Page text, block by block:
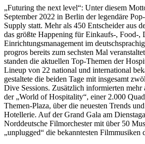
„Futuring the next level“: Unter diesem
September 2022 in Berlin der legendäre
Supply statt. Mehr als 450 Entscheider aus
das größte Happening für Einkaufs-, Food-,
Einrichtungsmanagement im
progros bereits zum sechsten Mal
standen die aktuellen Top-Themen der
Lineup von 22 national und international
gestaltete die beiden Tage mit insgesamt
Dive Sessions. Zusätzlich informierten mehr
der „World of Hospitality“, einer 2.000
Themen-Plaza, über die neuesten Trends
Hotellerie. Auf der Grand Gala am
Norddeutsche Filmorchester mit über 50
„unplugged“ die bekanntesten Filmmusiken